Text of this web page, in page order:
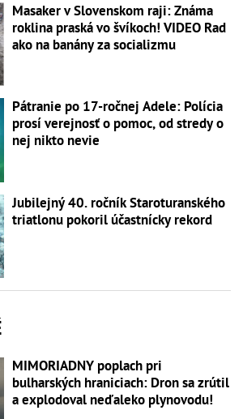
Masaker v Slovenskom raji: Známa
roklina praská vo švíkoch! VIDEO Rad
ako na banány za socializmu
Pátranie po 17-ročnej Adele: Polícia
prosí verejnosť o pomoc, od stredy o
nej nikto nevie
Jubilejný 40. ročník Staroturanského
triatlonu pokoril účastnícky rekord
MIMORIADNY poplach pri
bulharských hraniciach: Dron sa zrútil
a explodoval neďaleko plynovodu!